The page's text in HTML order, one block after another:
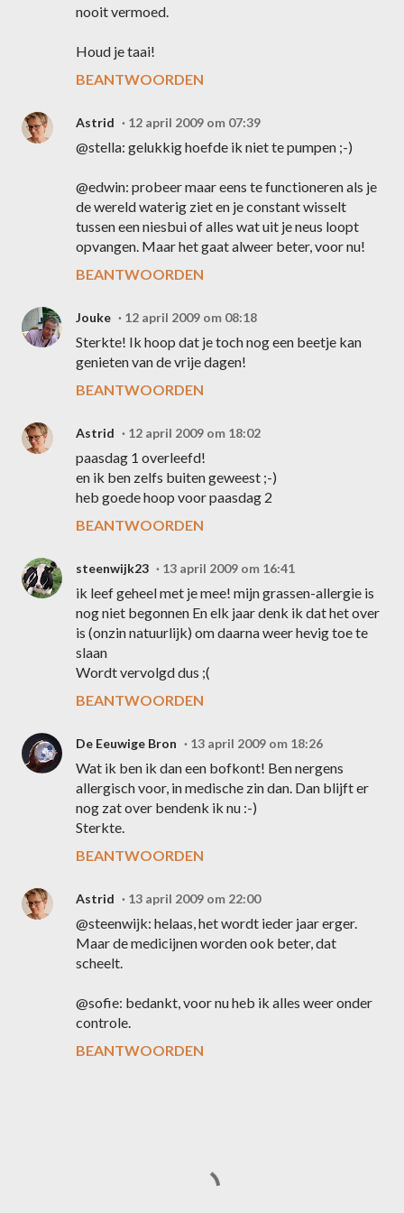
nooit vermoed.
Houd je taai!
BEANTWOORDEN
Astrid 12 april 2009 om 07:39
@stella: gelukkig hoefde ik niet te pumpen ;-)
@edwin: probeer maar eens te functioneren als je
de wereld waterig ziet en je constant wisselt
tussen een niesbui of alles wat uit je neus loopt
opvangen. Maar het gaat alweer beter, voor nu!
BEANTWOORDEN
Jouke 12 april 2009 om 08:18
Sterkte! Ik hoop dat je toch nog een beetje kan
genieten van de vrije dagen!
BEANTWOORDEN
Astrid 12 april 2009 om 18:02
paasdag 1 overleefd!
en ik ben zelfs buiten geweest ;-)
heb goede hoop voor paasdag 2
BEANTWOORDEN
steenwijk23 13 april 2009 om 16:41
ik leef geheel met je mee! mijn grassen-allergie is
nog niet begonnen En elk jaar denk ik dat het over
is (onzin natuurlijk) om daarna weer hevig toe te
slaan
Wordt vervolgd dus ;(
BEANTWOORDEN
De Eeuwige Bron 13 april 2009 om 18:26
Wat ik ben ik dan een bofkont! Ben nergens
allergisch voor, in medische zin dan. Dan blijft er
nog zat over bendenk ik nu :-)
Sterkte.
BEANTWOORDEN
Astrid 13 april 2009 om 22:00
@steenwijk: helaas, het wordt ieder jaar erger.
Maar de medicijnen worden ook beter, dat
scheelt.
@sofie: bedankt, voor nu heb ik alles weer onder
controle.
BEANTWOORDEN